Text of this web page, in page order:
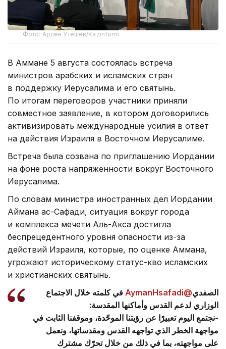
Фото: Арсен Утешев/Kazinform
В Аммане 5 августа состоялась встреча
министров арабских и исламских стран
в поддержку Иерусалима и его святынь.
По итогам переговоров участники приняли
совместное заявление, в котором договорились
активизировать международные усилия в ответ
на действия Израиля в Восточном Иерусалиме.
Встреча была созвана по приглашению Иордании
на фоне роста напряженности вокруг Восточного
Иерусалима.
По словам министра иностранных дел Иордании
Аймана ас-Сафади, ситуация вокруг города
и комплекса мечети Аль-Акса достигла
беспрецедентного уровня опасности из-за
действий Израиля, которые, по оценке Аммана,
угрожают историческому статус-кво исламских
и христианских святынь.
الصفدي@AymanHsafadi
في كلمته خلال الاجتماع
الوزاري لدعم القدس وأماكنها المقدسة:
-نجتمع اليوم تعبيرًا عن رؤيتنا الموحّدة، وموقفنا الثابت في
مواجهة الخطر الذي تواجهه القدس ومقدساتها، ونعمل
على مواجهته، بما في ذلك من خلال تحرّك مشترك